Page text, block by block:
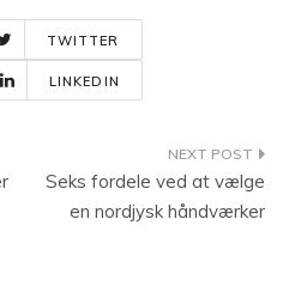
TWITTER
LINKEDIN
Seks fordele ved at vælge
en nordjysk håndværker